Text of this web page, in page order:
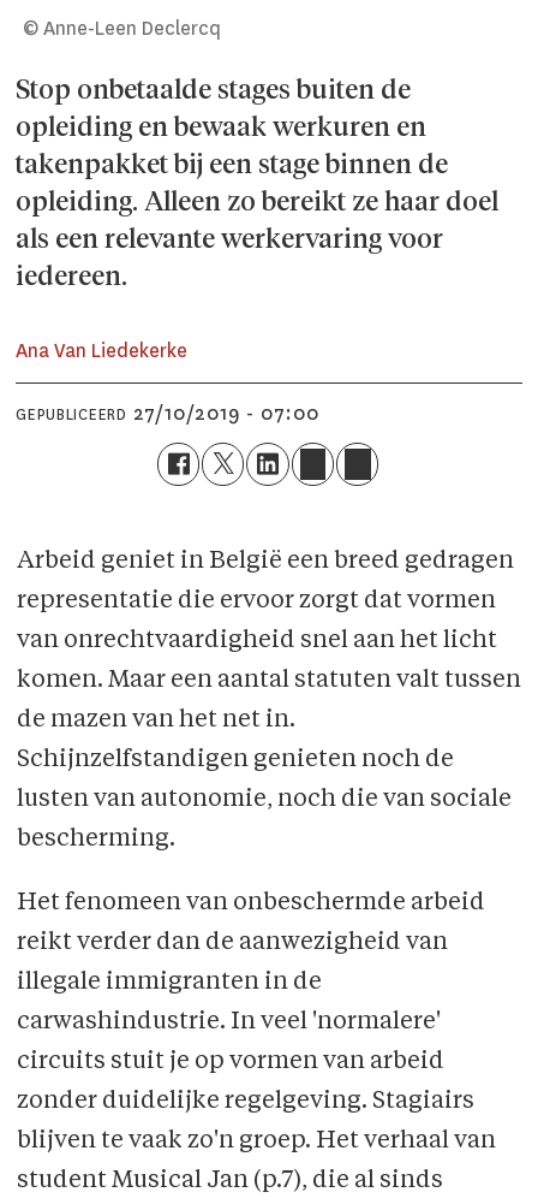
© Anne-Leen Declercq
Stop onbetaalde stages buiten de
opleiding en bewaak werkuren en
takenpakket bij een stage binnen de
opleiding. Alleen zo bereikt ze haar doel
als een relevante werkervaring voor
iedereen.
Ana Van Liedekerke
GEPUBLICEERD 27/10/2019 - 07:00
Arbeid geniet in België een breed gedragen
representatie die ervoor zorgt dat vormen
van onrechtvaardigheid snel aan het licht
komen. Maar een aantal statuten valt tussen
de mazen van het net in.
Schijnzelfstandigen genieten noch de
lusten van autonomie, noch die van sociale
bescherming.
Het fenomeen van onbeschermde arbeid
reikt verder dan de aanwezigheid van
illegale immigranten in de
carwashindustrie. In veel 'normalere'
circuits stuit je op vormen van arbeid
zonder duidelijke regelgeving. Stagiairs
blijven te vaak zo'n groep. Het verhaal van
student Musical Jan (p.7), die al sinds